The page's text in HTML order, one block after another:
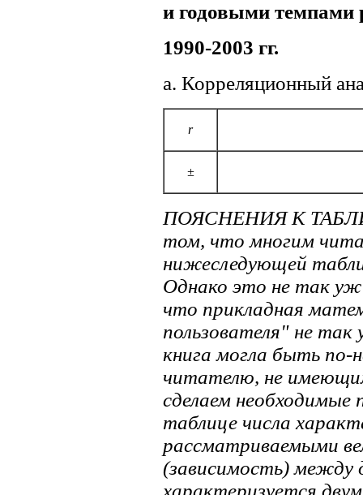
и годовыми темпами
1990-2003 гг.
a. Корреляционный
r
±
ПОЯСНЕНИЯ К
том, что многим
нижеследующей
Однако это не так
что прикладная
пользователя" не
книга могла быть по-
читателю, не
сделаем необходимые
таблице числа
рассматриваемыми
(зависимость) между